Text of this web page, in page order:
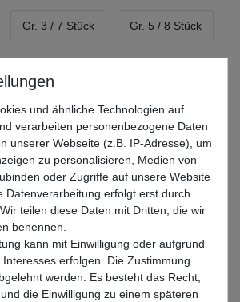
Gr. 3 / 7 Stück Gr. 5 / 8 Stück
*
Versandkosten
3-7 Tage (Ausland)
des Liefertermins hier
In den Warenkorb
und ähnliche Technologien auf
verarbeiten personenbezogene Daten
unserer Webseite (z.B. IP-Adresse), um
zu personalisieren, Medien von
oder Zugriffe auf unsere Website
Datenverarbeitung erfolgt erst durch
teilen diese Daten mit Dritten, die wir
benennen.
kann mit Einwilligung oder aufgrund
erfolgen. Die Zustimmung
werden. Es besteht das Recht,
die Einwilligung zu einem späteren